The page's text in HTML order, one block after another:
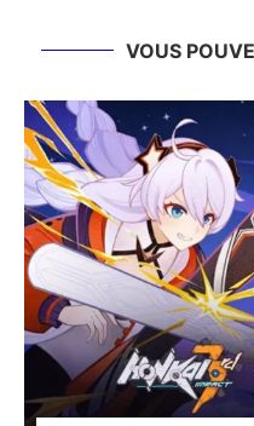
VOUS